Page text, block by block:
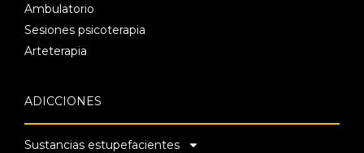
Ambulatorio
Sesiones psicoterapia
Arteterapia
ADICCIONES
Sustancias estupefacientes